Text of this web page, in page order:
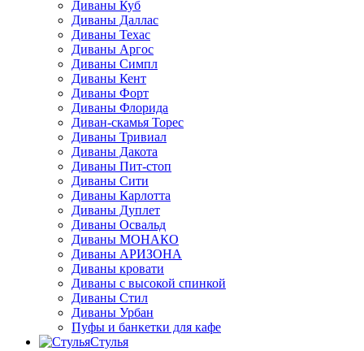
Диваны Куб
Диваны Даллас
Диваны Техас
Диваны Аргос
Диваны Симпл
Диваны Кент
Диваны Форт
Диваны Флорида
Диван-скамья Торес
Диваны Тривиал
Диваны Дакота
Диваны Пит-стоп
Диваны Сити
Диваны Карлотта
Диваны Дуплет
Диваны Освальд
Диваны МОНАКО
Диваны АРИЗОНА
Диваны кровати
Диваны с высокой спинкой
Диваны Стил
Диваны Урбан
Пуфы и банкетки для кафе
Стулья